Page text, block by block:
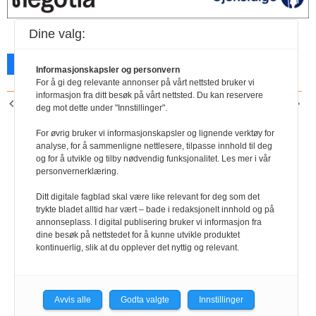
Likestillingspris til Reform –
ressurssenter for menn
Gjensidige
Nordea
Facebook X
FORRIGE ARTIKKEL
matforedlingen
Dine valg:
Informasjonskapsler og personvern
For å gi deg relevante annonser på vårt nettsted bruker vi
informasjon fra ditt besøk på vårt nettsted. Du kan reservere
deg mot dette under "Innstillinger".
For øvrig bruker vi informasjonskapsler og lignende verktøy for
analyse, for å sammenligne nettlesere, tilpasse innhold til deg
og for å utvikle og tilby nødvendig funksjonalitet. Les mer i vår
personvernerklæring.
Ditt digitale fagblad skal være like relevant for deg som det
trykte bladet alltid har vært – bade i redaksjonelt innhold og på
annonseplass. I digital publisering bruker vi informasjon fra
dine besøk på nettstedet for å kunne utvikle produktet
kontinuerlig, slik at du opplever det nyttig og relevant.
Avvis alle Godta valgte Innstillinger